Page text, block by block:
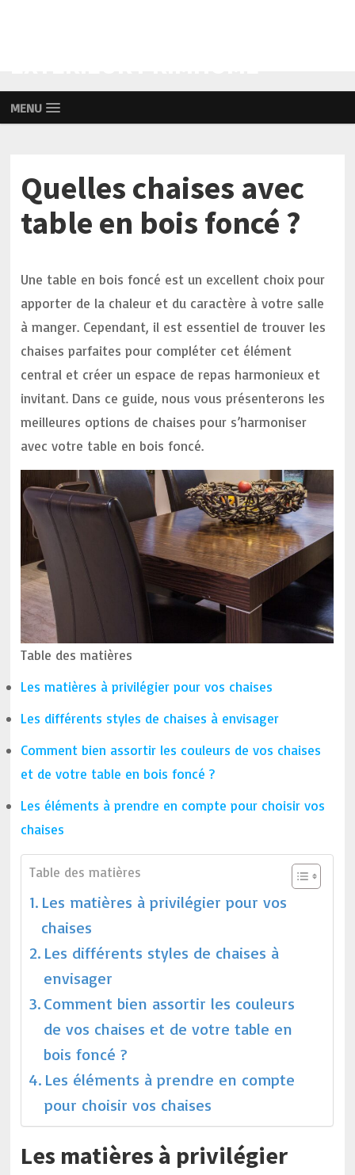
MENU
Quelles chaises avec
table en bois foncé ?
Une table en bois foncé est un excellent choix pour
apporter de la chaleur et du caractère à votre salle
à manger. Cependant, il est essentiel de trouver les
chaises parfaites pour compléter cet élément
central et créer un espace de repas harmonieux et
invitant. Dans ce guide, nous vous présenterons les
meilleures options de chaises pour s’harmoniser
avec votre table en bois foncé.
Table des matières
Les matières à privilégier pour vos chaises
Les différents styles de chaises à envisager
Comment bien assortir les couleurs de vos chaises
et de votre table en bois foncé ?
Les éléments à prendre en compte pour choisir vos
chaises
Table des matières
Les matières à privilégier pour vos
chaises
Les différents styles de chaises à
envisager
Comment bien assortir les couleurs
de vos chaises et de votre table en
bois foncé ?
Les éléments à prendre en compte
pour choisir vos chaises
Les matières à privilégier